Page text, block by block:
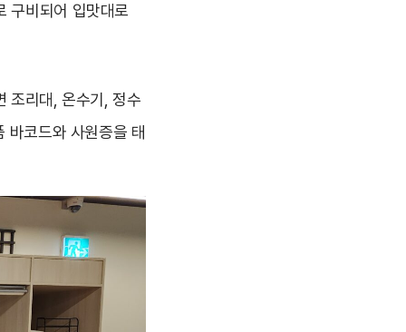
구비되어 입맛대로
조리대, 온수기, 정수
바코드와 사원증을 태